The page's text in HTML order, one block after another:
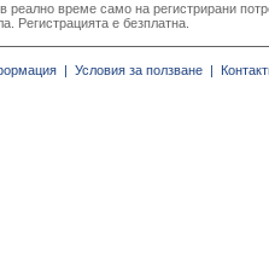
реално време само на регистрирани
Регистрацията е безплатна.
| Условия за ползване |